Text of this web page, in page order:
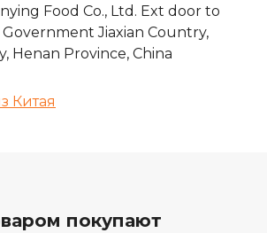
Food Co., Ltd. Ext door to
Jiaxian Country,
Henan Province, China
Китая
покупают